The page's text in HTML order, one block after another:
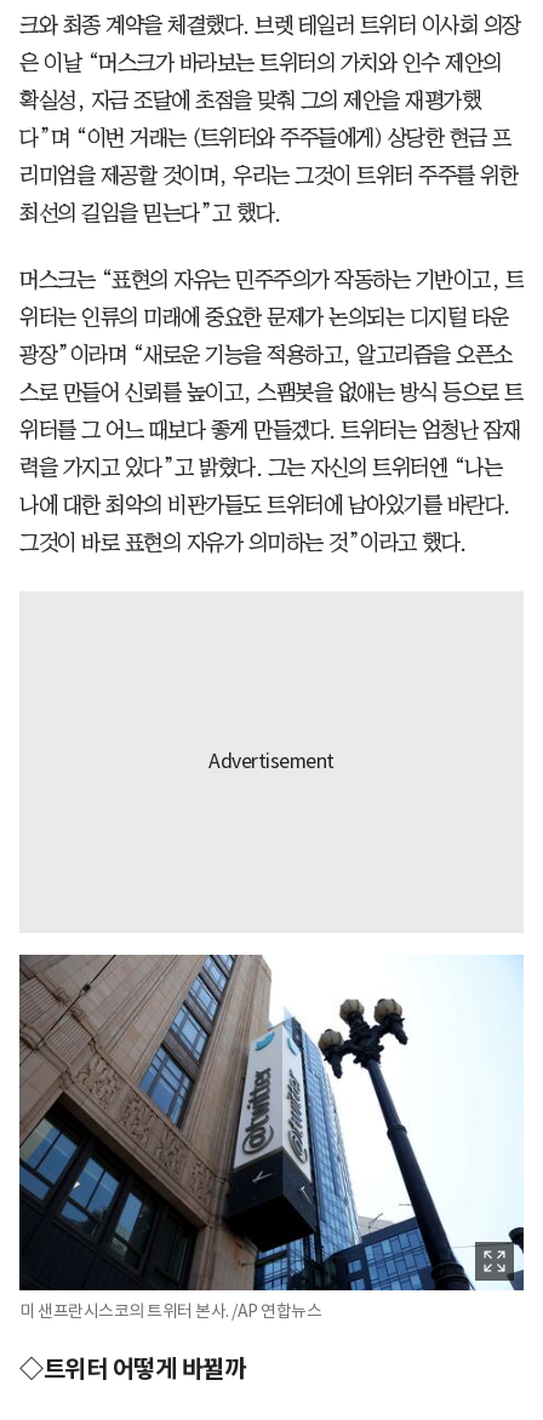
크와 최종 계약을 체결했다. 브렛 테일러 트위터 이사회 의장
은 이날 “머스크가 바라보는 트위터의 가치와 인수 제안의
확실성, 자금 조달에 초점을 맞춰 그의 제안을 재평가했
다”며 “이번 거래는 (트위터와 주주들에게) 상당한 현금 프
리미엄을 제공할 것이며, 우리는 그것이 트위터 주주를 위한
최선의 길임을 믿는다”고 했다.
머스크는 “표현의 자유는 민주주의가 작동하는 기반이고, 트
위터는 인류의 미래에 중요한 문제가 논의되는 디지털 타운
광장”이라며 “새로운 기능을 적용하고, 알고리즘을 오픈소
스로 만들어 신뢰를 높이고, 스팸봇을 없애는 방식 등으로 트
위터를 그 어느 때보다 좋게 만들겠다. 트위터는 엄청난 잠재
력을 가지고 있다”고 밝혔다. 그는 자신의 트위터엔 “나는
나에 대한 최악의 비판가들도 트위터에 남아있기를 바란다.
그것이 바로 표현의 자유가 의미하는 것”이라고 했다.
미 샌프란시스코의 트위터 본사. /AP 연합뉴스
◇트위터 어떻게 바뀔까